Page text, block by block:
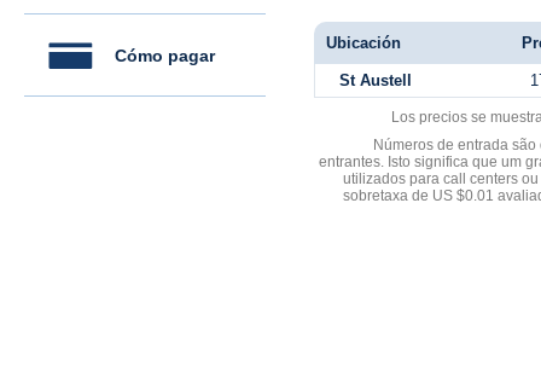
Cómo pagar
Ubicación
St Austell
Los precios se
Números de entrada
entrantes. Isto significa que um
utilizados para call centers
sobretaxa de US $0.01